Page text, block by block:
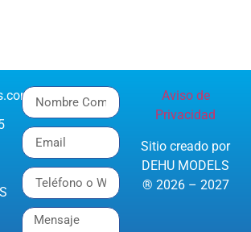
Aviso de
Privacidad
Sitio creado por
DEHU MODELS
® 2026 – 2027